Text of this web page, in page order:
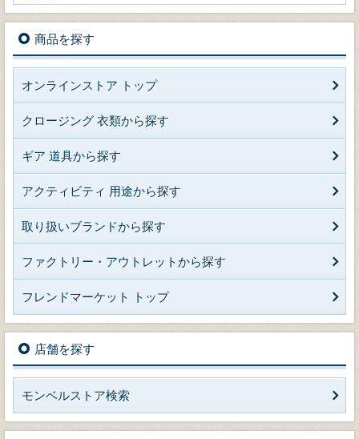
商品を探す
オンラインストア トップ
クロージング 衣類から探す
ギア 道具から探す
アクティビティ 用途から探す
取り扱いブランドから探す
ファクトリー・アウトレットから探す
フレンドマーケット トップ
店舗を探す
モンベルストア検索